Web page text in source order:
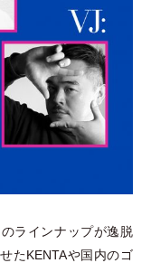
ラインナップが逸脱
たKENTAや国内のゴ